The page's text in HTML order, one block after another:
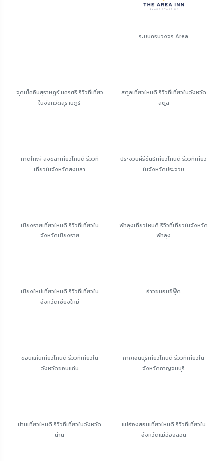
ระบบครบวงจร Area
จุดเช็คอินสุราษฎร์ นครศรี รีวิวที่เที่ยว
ในจังหวัดสุราษฎร์
สตูลเที่ยวไหนดี รีวิวที่เที่ยวในจังหวัด
สตูล
หาดใหญ่ สงขลาเที่ยวไหนดี รีวิวที่
เที่ยวในจังหวัดสงขลา
ประจวบคีรีขันธ์เที่ยวไหนดี รีวิวที่เที่ยว
ในจังหวัดประจวบ
เชียงรายเที่ยวไหนดี รีวิวที่เที่ยวใน
จังหวัดเชียงราย
พัทลุงเที่ยวไหนดี รีวิวที่เที่ยวในจังหวัด
พัทลุง
เชียงใหม่เที่ยวไหนดี รีวิวที่เที่ยวใน
จังหวัดเชียงใหม่
อ่าวขนอมซีฟู๊ด
ขอนแก่นเที่ยวไหนดี รีวิวที่เที่ยวใน
จังหวัดขอนแก่น
กาญจนบุรีเที่ยวไหนดี รีวิวที่เที่ยวใน
จังหวัดกาญจนบุรี
น่านเที่ยวไหนดี รีวิวที่เที่ยวในจังหวัด
น่าน
แม่ฮ่องสอนเที่ยวไหนดี รีวิวที่เที่ยวใน
จังหวัดแม่ฮ่องสอน